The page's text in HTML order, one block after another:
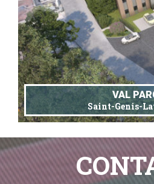
VAL
Saint-Genis-